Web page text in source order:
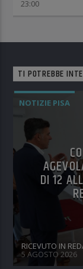
23:00
TI POTREBBE
NOTIZIE PISA
DI 12
RICEVUTO IN
5 AGOSTO 2026